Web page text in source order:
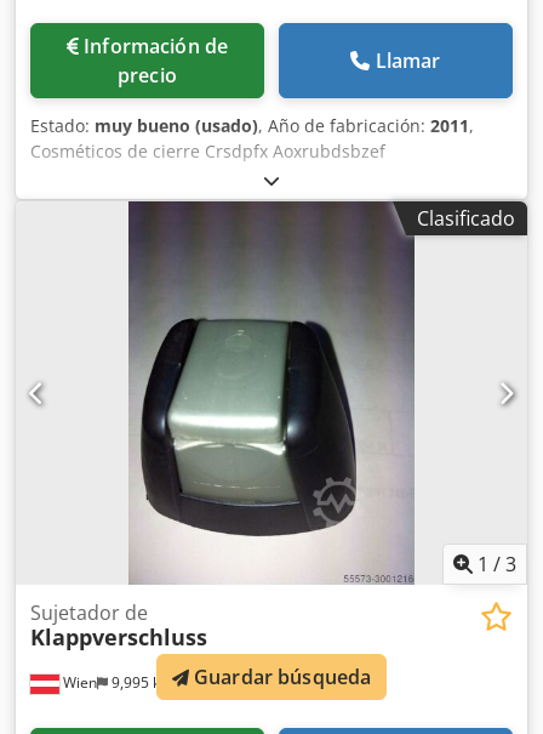
Información de
precio
Llamar
Estado: muy bueno (usado), Año de fabricación: 2011,
Cosméticos de cierre Crsdpfx Aoxrubdsbzef
Clasificado
1 /3
Wien 9,995 km
Sujetador de
Klappverschluss
Guardar búsqueda